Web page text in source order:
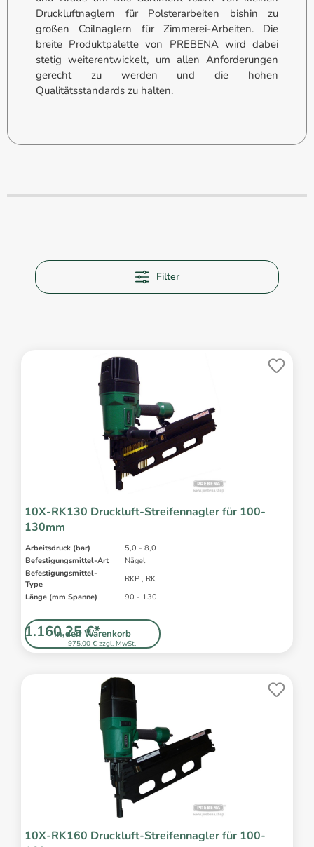
Druckluftnaglern für Polsterarbeiten bishin zu
großen Coilnaglern für Zimmerei-Arbeiten. Die
breite Produktpalette von PREBENA wird dabei
stetig weiterentwickelt, um allen Anforderungen
gerecht zu werden und die hohen
Qualitätsstandards zu halten.
Filter
10X-RK130 Druckluft-Streifennagler für 100-
130mm
Arbeitsdruck (bar)
5,0 - 8,0
Befestigungsmittel-Art
Nägel
Befestigungsmittel-
Type
RKP , RK
Länge (mm Spanne)
90 - 130
In den Warenkorb
975,00 € zzgl. MwSt.
1.160,25 €*
10X-RK160 Druckluft-Streifennagler für 100-